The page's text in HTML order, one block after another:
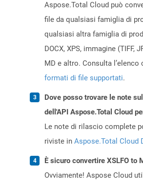
Aspose.Total Cloud può
file da qualsiasi famiglia di
qualsiasi altra famiglia di
DOCX, XPS, immagine (TIFF,
MD e altro. Consulta l’elenco
formati di file supportati.
Dove posso trovare le note
dell'API Aspose.Total Cloud
Le note di rilascio complete
riviste in Aspose.Total Cloud
È sicuro convertire XSLFO to
Ovviamente! Aspose Cloud